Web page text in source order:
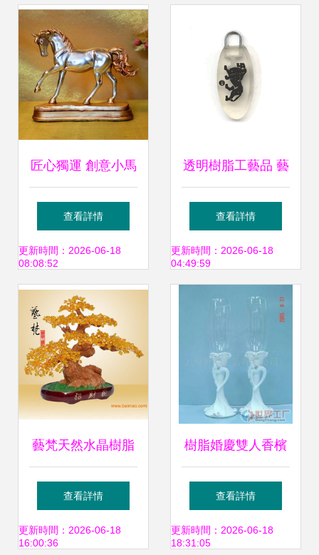
匠心獨運 創意小馬
樹脂擺件與工藝
扇，點亮家居藝術
空間
查看詳情
更新時間：2026-06-18
08:08:52
透明樹脂工藝品 藝
術與工藝的完美融
合
查看詳情
更新時間：2026-06-18
04:49:59
藝梵天然水晶樹脂
工藝品 招財樹鎮宅
風水擺件的全方位
查看詳情
更新時間：2026-06-18
16:00:36
樹脂婚慶雙人香檳
杯 承載浪漫與祝福
的工藝品
查看詳情
更新時間：2026-06-18
18:31:05